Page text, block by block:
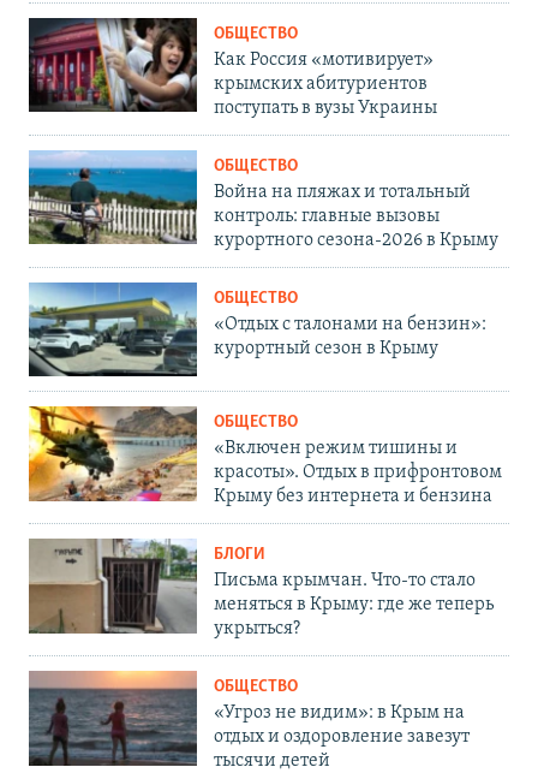
ОБЩЕСТВО
Как Россия «мотивирует»
крымских абитуриентов
поступать в вузы Украины
ОБЩЕСТВО
Война на пляжах и тотальный
контроль: главные вызовы
курортного сезона-2026 в Крыму
ОБЩЕСТВО
«Отдых с талонами на бензин»:
курортный сезон в Крыму
ОБЩЕСТВО
«Включен режим тишины и
красоты». Отдых в прифронтовом
Крыму без интернета и бензина
БЛОГИ
Письма крымчан. Что-то стало
меняться в Крыму: где же теперь
укрыться?
ОБЩЕСТВО
«Угроз не видим»: в Крым на
отдых и оздоровление завезут
тысячи детей